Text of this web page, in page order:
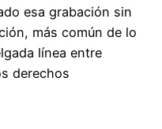
esa grabación sin
más común de lo
línea entre
derechos